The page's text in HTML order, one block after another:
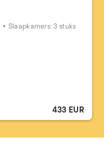
Slaapkamers: 3 stuks
433 EUR